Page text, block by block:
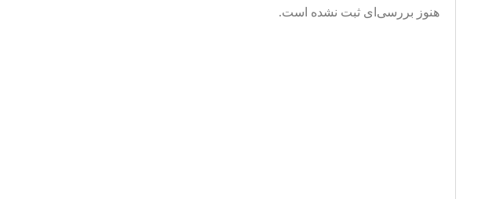
هنوز بررسی‌ای ثبت نشده است.